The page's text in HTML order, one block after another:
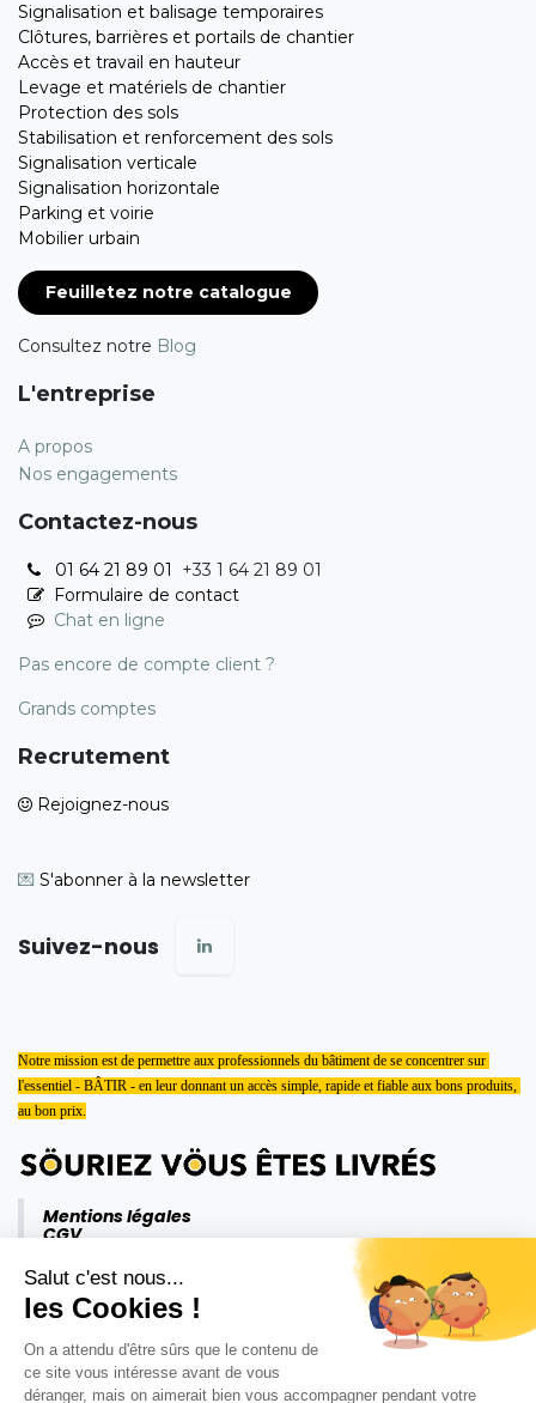
Salut c'est nous...
les Cookies !
On a attendu d'être sûrs que le contenu de
ce site vous intéresse avant de vous
déranger, mais on aimerait bien vous accompagner pendant votre
Signalisation et balisage temporaires
Clôtures, barrières et portails de chantier
Accès et travail en hauteur
Levage et matériels de chantier
Protection des sols
Stabilisation et renforcement des sols
Signalisation verticale
Signalisation horizontale
Parking et voirie
Mobilier urbain
Feuilletez notre catalogue
Consultez notre Blog
L'entreprise
A propos
Nos engagements
Contactez-nous
01 64 21 89 01 +33 1 64 21 89 01
Formulaire de contact
Chat en ligne
Pas encore de compte client ?
Grands comptes
Recrutement
Rejoignez-nous
💌 S'abonner à la newsletter
Suivez-nous
Notre mission est de permettre aux professionnels du bâtiment de se concentrer sur
l'essentiel - BÂTIR - en leur donnant un accès simple, rapide et fiable aux bons produits,
au bon prix.
Mentions légales
CGV